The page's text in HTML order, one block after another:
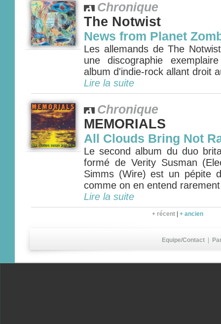
Chronique
The Notwist
News from Planet
Les allemands de The
une discographie
album d'indie-rock allant droit
Lire la suite
Chronique
MEMORIALS
All Clouds Bring Not
Le second album du duo
formé de Verity Susman
Simms (Wire) est un pépite
comme on en entend
Lire la suite
+ récent + ancien
Equipe/Contact